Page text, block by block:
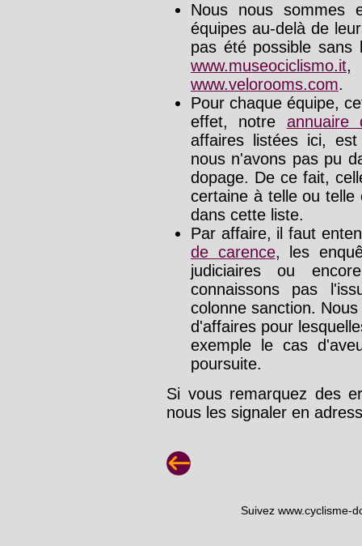
Nous nous sommes
équipes au-delà de
pas été possible sans
www.museociclismo.it
www.velorooms.com.
Pour chaque équipe,
effet, notre annuaire
affaires listées ici,
nous n'avons pas pu
dopage. De ce fait,
certaine à telle ou telle
dans cette liste.
Par affaire, il faut
de carence, les
judiciaires ou
connaissons pas
colonne sanction.
d'affaires pour
exemple le cas
poursuite.
Si vous remarquez des
nous les signaler en
Suivez www.cyclisme-